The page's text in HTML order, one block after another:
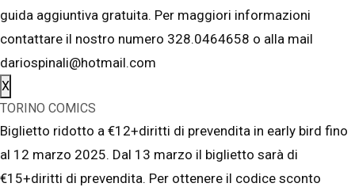
guida aggiuntiva gratuita. Per maggiori informazioni
contattare il nostro numero 328.0464658 o alla mail
dariospinali@hotmail.com
X
TORINO COMICS
Biglietto ridotto a €12+diritti di prevendita in early bird fino
al 12 marzo 2025. Dal 13 marzo il biglietto sarà di
€15+diritti di prevendita. Per ottenere il codice sconto